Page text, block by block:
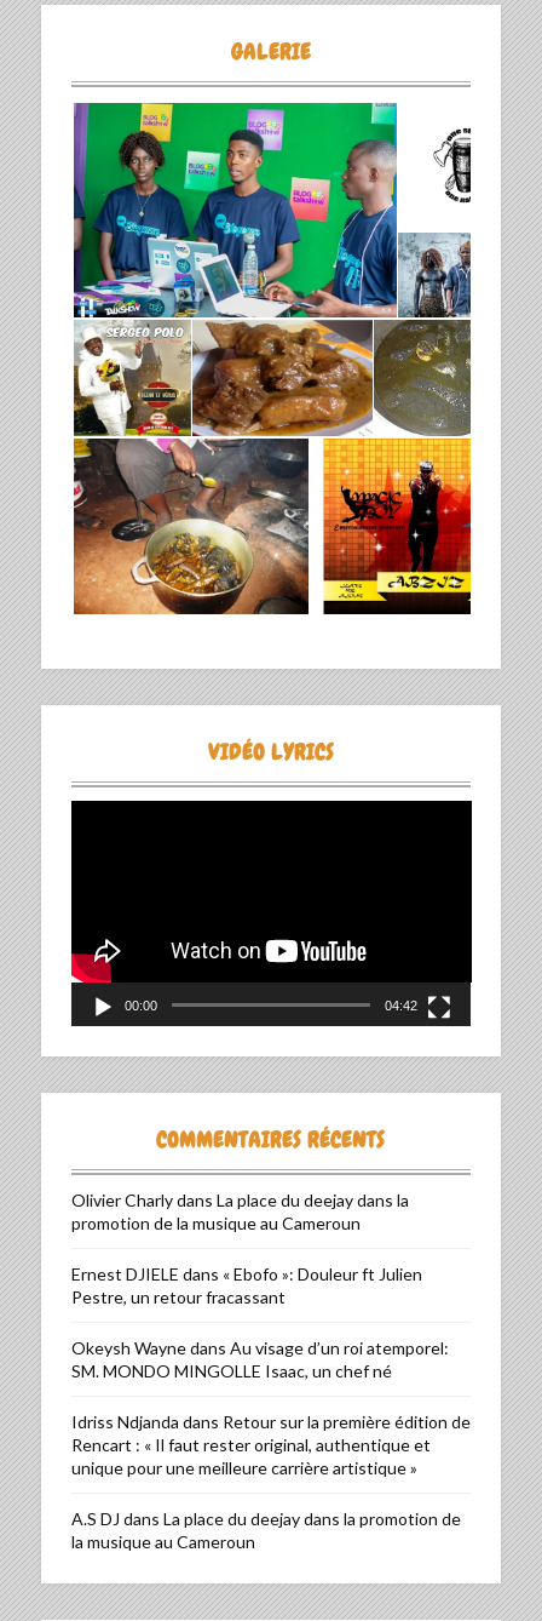
GALERIE
VIDÉO LYRICS
00:00 04:42
COMMENTAIRES RÉCENTS
Olivier Charlydans La place du deejay dans la
promotion de la musique au Cameroun
Ernest DJIELE dans « Ebofo »: Douleur ft Julien
Pestre, un retour fracassant
Okeysh Waynedans Au visage d’un roi atemporel:
SM. MONDO MINGOLLE Isaac, un chef né
Idriss Ndjanda dans Retour sur la première édition de
Rencart : « Il faut rester original, authentique et
unique pour une meilleure carrière artistique »
A.S DJ dans La place du deejay dans la promotion de
la musique au Cameroun